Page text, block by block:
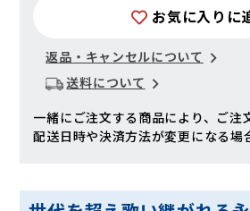
お気に入りに
返品・キャンセルについて
送料について
一緒にご注文する商品により、ご注
配送日時や決済方法が変更になる場